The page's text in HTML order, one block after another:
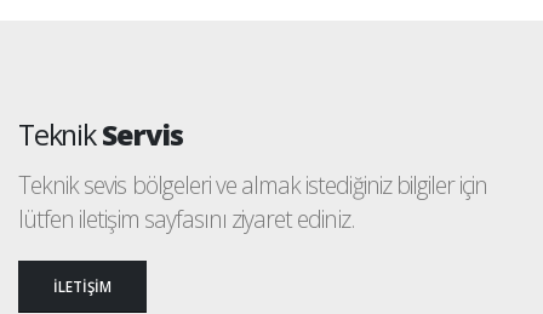
TeknikServis
Teknik sevis bölgeleri ve almak istediğiniz bilgiler için
lütfen iletişim sayfasını ziyaret ediniz.
İLETİŞİM